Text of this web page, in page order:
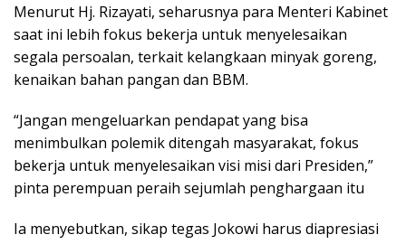
Menurut Hj. Rizayati, seharusnya para Menteri Kabinet
saat ini lebih fokus bekerja untuk menyelesaikan
segala persoalan, terkait kelangkaan minyak goreng,
kenaikan bahan pangan dan BBM.
“Jangan mengeluarkan pendapat yang bisa
menimbulkan polemik ditengah masyarakat, fokus
bekerja untuk menyelesaikan visi misi dari Presiden,”
pinta perempuan peraih sejumlah penghargaan itu
Ia menyebutkan, sikap tegas Jokowi harus diapresiasi